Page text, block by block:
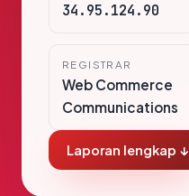
34.95.124.90
REGISTRAR
Web Commerce
Communications
Laporan lengkap ↓